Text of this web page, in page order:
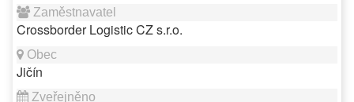
Crossborder Logistic CZ s.r.o.
Jičín